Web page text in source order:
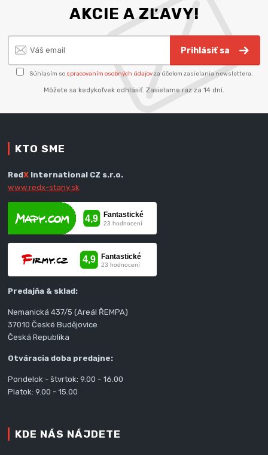
AKCIE A ZĽAVY!
Prihlásiť sa
Súhlasím so spracovaním osobných údajovza účelom zasielania newslettera.
Môžete sa kedykoľvek odhlásiť. Zasielame raz za 14 dní.
KTO SME
RedX International CZ s.r.o.
www.redx-stany.sk
Predajňa & sklad:
Nemanická 437/5 (Areál ŘEMPA)
37010 České Budějovice
Česká Republika
Otváracia doba predajne:
Pondelok - štvrtok: 9.00 - 16.00
Piatok: 9.00 - 15.00
KDE NÁS NÁJDETE